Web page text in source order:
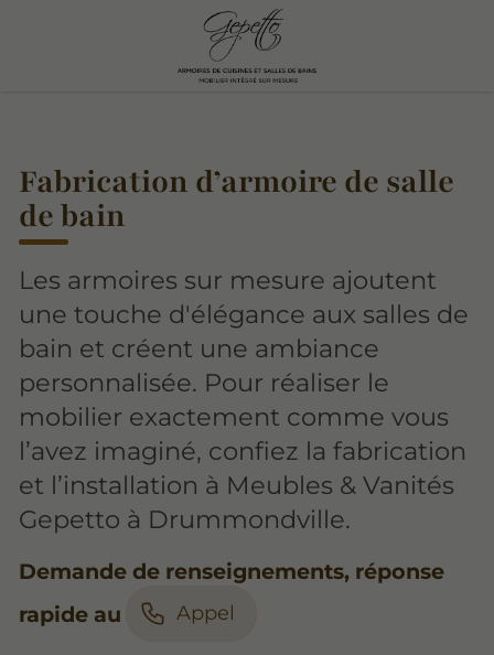
Fabrication d’armoire de salle
de bain
Les armoires sur mesure ajoutent
une touche d'élégance aux salles de
bain et créent une ambiance
personnalisée. Pour réaliser le
mobilier exactement comme vous
l’avez imaginé, confiez la fabrication
et l’installation à Meubles & Vanités
Gepetto à Drummondville.
Demande de renseignements, réponse
rapide au
Appel